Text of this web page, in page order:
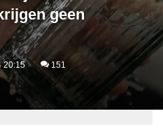
geen
20:15 151